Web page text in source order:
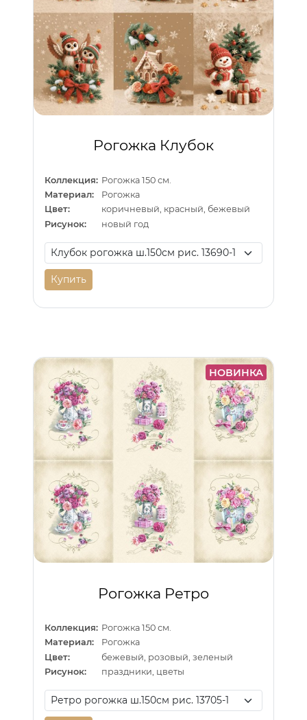
Рогожка Клубок
Коллекция: Рогожка 150 см.
Материал:
Рогожка
Цвет:
коричневый, красный, бежевый
Рисунок:
новый год
Купить
НОВИНКА
Рогожка Ретро
Коллекция: Рогожка 150 см.
Материал:
Рогожка
Цвет:
бежевый, розовый, зеленый
Рисунок:
праздники, цветы